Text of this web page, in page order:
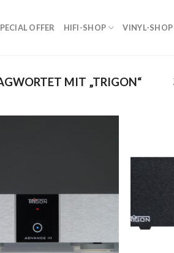
OFFER HIFI-SHOP VINYL-SHOP
MIT „TRIGON“